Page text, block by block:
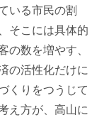
いる市民の割
そこには具体的
の数を増やす、
の活性化だけに
くりをつうじて
え方が、高山に